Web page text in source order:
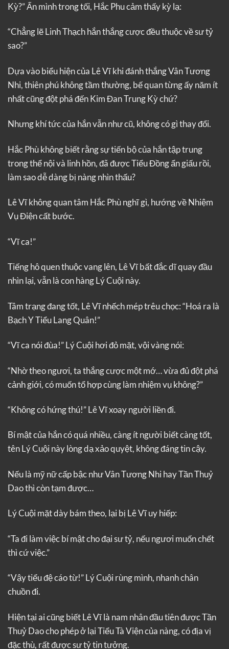
Kỳ?” Ẩn mình trong tối, Hắc Phu cảm thấy kỳ lạ:
“Chẳng lẽ Linh Thạch hắn thắng cược đều thuộc về sư tỷ
sao?”
Dựa vào biểu hiện của Lê Vĩ khi đánh thắng Vân Tương
Nhi, thiên phú không tầm thường, bế quan từng ấy năm ít
nhất cũng đột phá đến Kim Đan Trung Kỳ chứ?
Nhưng khí tức của hắn vẫn như cũ, không có gì thay đổi.
Hắc Phù không biết rằng sự tiến bộ của hắn tập trung
trong thể nội và linh hồn, đã được Tiểu Đồng ẩn giấu rồi,
làm sao dễ dàng bị nàng nhìn thấu?
Lê Vĩ không quan tâm Hắc Phù nghĩ gì, hướng về Nhiệm
Vụ Điện cất bước.
“Vĩ ca!”
Tiếng hô quen thuộc vang lên, Lê Vĩ bất đắc dĩ quay đầu
nhìn lại, vẫn là con hàng Lý Cuội này.
Tâm trạng đang tốt, Lê Vĩ nhếch mép trêu chọc: “Hoá ra là
Bạch Y Tiểu Lang Quân!”
“Vĩ ca nói đùa!” Lý Cuội hơi đỏ mặt, vội vàng nói:
“Nhờ theo ngươi, ta thắng cược một mớ… vừa đủ đột phá
cảnh giới, có muốn tổ hợp cùng làm nhiệm vụ không?”
“Không có hứng thú!” Lê Vĩ xoay người liền đi.
Bí mật của hắn có quá nhiều, càng ít người biết càng tốt,
tên Lý Cuội này lòng dạ xảo quyệt, không đáng tin cậy.
Nếu là mỹ nữ cấp bậc như Vân Tương Nhi hay Tần Thuỷ
Dao thì còn tạm được…
Lý Cuội mặt dày bám theo, lại bị Lê Vĩ uy hiếp:
“Ta đi làm việc bí mật cho đại sư tỷ, nếu ngươi muốn chết
thì cứ việc.”
“Vậy tiểu đệ cáo từ!” Lý Cuội rùng mình, nhanh chân
chuồn đi.
Hiện tại ai cũng biết Lê Vĩ là nam nhân đầu tiên được Tần
Thuỷ Dao cho phép ở lại Tiểu Tà Viện của nàng, có địa vị
đặc thù, rất được sư tỷ tin tưởng.